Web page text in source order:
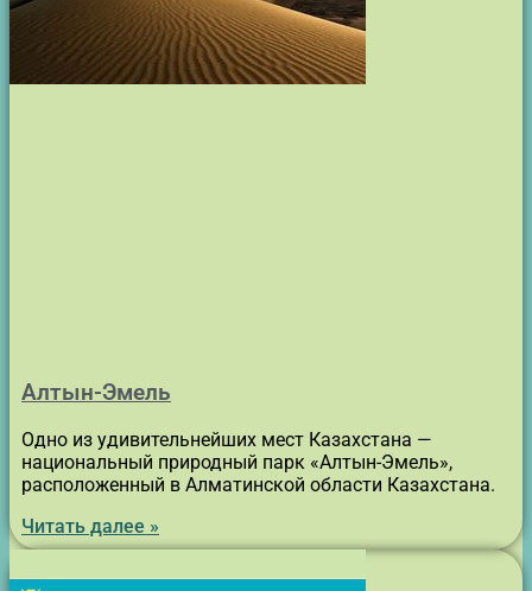
Алтын-Эмель
Одно из удивительнейших мест Казахстана —
национальный природный парк «Алтын-Эмель»,
расположенный в Алматинской области Казахстана.
Читать далее »